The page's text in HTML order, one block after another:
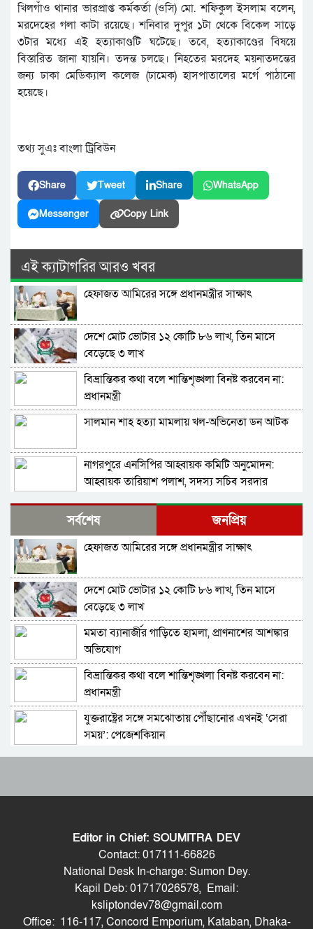
খিলগাঁও থানার ভারপ্রাপ্ত কর্মকর্তা (ওসি) মো. শফিকুল ইসলাম বলেন,
মরদেহের গলা কাটা রয়েছে। শনিবার দুপুর ১টা থেকে বিকেল সাড়ে
৩টার মধ্যে এই হত্যাকাণ্ডটি ঘটেছে। তবে, হত্যাকাণ্ডের বিষয়ে
বিস্তারিত জানা যায়নি। তদন্ত চলছে। নিহতের মরদেহ ময়নাতদন্তের
জন্য ঢাকা মেডিক্যাল কলেজ (ঢামেক) হাসপাতালের মর্গে পাঠানো
হয়েছে।
তথ্য সুএঃ বাংলা ট্রিবিউন
Share Tweet Share WhatsApp
Messenger Copy Link
এই ক্যাটাগরির আরও খবর
হেফাজত আমিরের সঙ্গে প্রধানমন্ত্রীর সাক্ষাৎ
দেশে মোট ভোটার ১২ কোটি ৮৬ লাখ, তিন মাসে
বেড়েছে ৩ লাখ
বিভ্রান্তিকর কথা বলে শান্তিশৃঙ্খলা বিনষ্ট করবেন না:
প্রধানমন্ত্রী
সালমান শাহ হত্যা মামলায় খল-অভিনেতা ডন আটক
নাগরপুরে এনসিপির আহ্বায়ক কমিটি অনুমোদন:
আহ্বায়ক তারিয়াশ পলাশ, সদস্য সচিব সরদার
সবুজ বাংলাদেশ গড়ার প্রত্যয়ে সিলেটে বাবৌযুপ’র
দ্বিতীয় পর্যায়ে বৃক্ষরোপণ কর্মসূচি সম্পন্ন
আবারও আলিয়া মাদ্রাসা এলাকায় সংঘর্ষের আশঙ্কা,
প্রাইভেট পড়ালে বন্ধ হবে এমপিও: সমাজকল্যাণ
প্রতিমন্ত্রী
ড্যাবের প্রতিষ্ঠাবার্ষিকীতে চিকিৎসক সমাবেশের
উদ্বোধন করলেন প্রধানমন্ত্রী
সিলেট মিউজিক অ্যাসোসিয়েশন ২১ সদস্যবিশিষ্ট
প্রতিষ্ঠাকালীন কমিটি ঘোষণা
বাঘা পৌরসভায় রাস্তা ও ড্রেনের কাজের ভিত্তিপ্রস্তর
স্থাপন করলেন-এমপি চাঁদ
চট্টগ্রামে সাবেক শিক্ষামন্ত্রী নওফেলের বাসভবনে আগুন
জাতীয় সংসদের বিশেষ অধিবেশন ডাকা হচ্ছে
সর্বশেষ জনপ্রিয়
হেফাজত আমিরের সঙ্গে প্রধানমন্ত্রীর সাক্ষাৎ
দেশে মোট ভোটার ১২ কোটি ৮৬ লাখ, তিন মাসে
বেড়েছে ৩ লাখ
মমতা ব্যানার্জীর গাড়িতে হামলা, প্রাণনাশের আশঙ্কার
অভিযোগ
বিভ্রান্তিকর কথা বলে শান্তিশৃঙ্খলা বিনষ্ট করবেন না:
প্রধানমন্ত্রী
যুক্তরাষ্ট্রের সঙ্গে সমঝোতায় পৌঁছানোর এখনই ‘সেরা
সময়’: পেজেশকিয়ান
সালমান শাহ হত্যা মামলায় খল-অভিনেতা ডন আটক
নাগরপুরে এনসিপির আহ্বায়ক কমিটি অনুমোদন:
আহ্বায়ক তারিয়াশ পলাশ, সদস্য সচিব সরদার
আশরাফ
সবুজ বাংলাদেশ গড়ার প্রত্যয়ে সিলেটে বাবৌযুপ’র
দ্বিতীয় পর্যায়ে বৃক্ষরোপণ কর্মসূচি সম্পন্ন
Editor in Chief: SOUMITRA DEV
Contact: 017111-66826
National Desk In-charge: Sumon Dey.
Kapil Deb: 01717026578, Email:
ksliptondev78@gmail.com
Office: 116-117, Concord Emporium, Kataban, Dhaka-